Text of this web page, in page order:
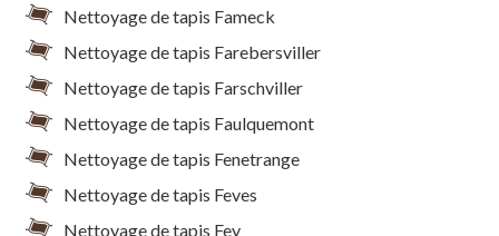
Nettoyage de tapis Fameck
Nettoyage de tapis Farebersviller
Nettoyage de tapis Farschviller
Nettoyage de tapis Faulquemont
Nettoyage de tapis Fenetrange
Nettoyage de tapis Feves
Nettoyage de tapis Fey